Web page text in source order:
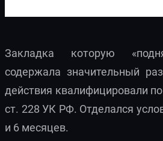
Закладка которую
содержала значительный
действия квалифицировали
ст. 228 УК РФ. Отделался
и 6 месяцев.